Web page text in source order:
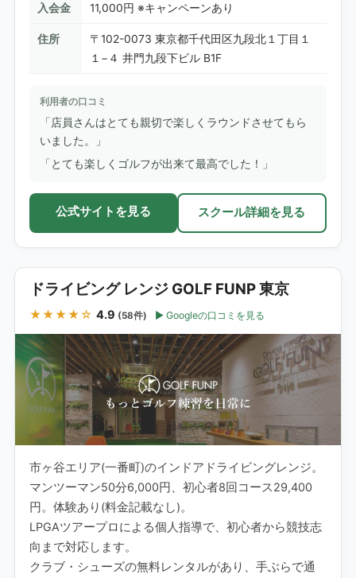
入会金 11,000円 ※キャンペーンあり
住所
〒102-0073 東京都千代田区九段北１丁目１
１−４ 井門九段下ビル B1F
利用者の口コミ
「店員さんはとても親切で楽しくラウンドさせてもら
いました。」
「とても楽しくゴルフが出来て最高でした！」
公式サイトを見る スクール詳細を見る
ドライビング レンジ GOLF FUNP 東京
★★★★☆ 4.9 (58件) Googleの口コミを見る
市ヶ谷エリア(一番町)のインドアドライビングレンジ。
マンツーマン50分6,000円、初心者8回コース29,400
円。体験あり(料金記載なし)。
LPGAツアープロによる個人指導で、初心者から競技志
向まで対応します。
クラブ・シューズの無料レンタルがあり、手ぶらで通